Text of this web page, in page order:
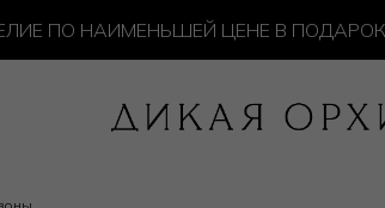
ПО НАИМЕНЬШЕЙ ЦЕНЕ В ПОДАРОК•